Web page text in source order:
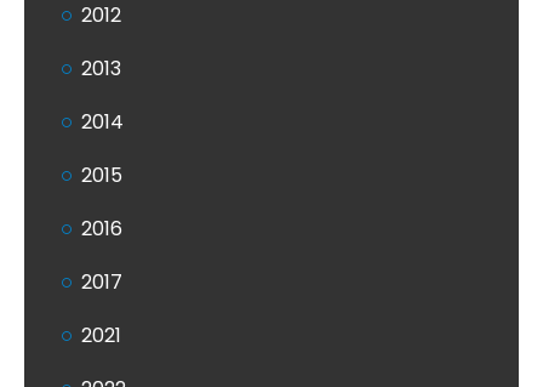
2012
2013
2014
2015
2016
2017
2021